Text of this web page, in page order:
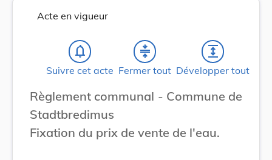
Acte en vigueur
notifications_none
Suivre cet acte
compress
Fermer tout
expand
Développer tout
Règlement communal - Commune de
Stadtbredimus
Fixation du prix de vente de l'eau.